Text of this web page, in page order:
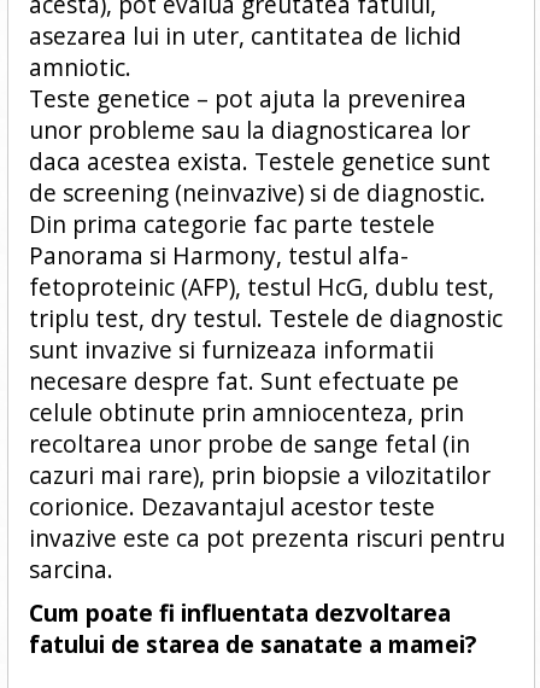
asezarea lui in uter, cantitatea de lichid
amniotic.
Teste genetice – pot ajuta la prevenirea
unor probleme sau la diagnosticarea lor
daca acestea exista. Testele genetice sunt
de screening (neinvazive) si de diagnostic.
Din prima categorie fac parte testele
Panorama si Harmony, testul alfa-
fetoproteinic (AFP), testul HcG, dublu test,
triplu test, dry testul. Testele de diagnostic
sunt invazive si furnizeaza informatii
necesare despre fat. Sunt efectuate pe
celule obtinute prin amniocenteza, prin
recoltarea unor probe de sange fetal (in
cazuri mai rare), prin biopsie a vilozitatilor
corionice. Dezavantajul acestor teste
invazive este ca pot prezenta riscuri pentru
sarcina.
Cum poate fi influentata dezvoltarea
fatului de starea de sanatate a mamei?